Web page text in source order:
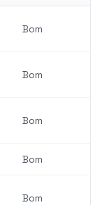
Bom
Bom
Bom
Bom
Bom